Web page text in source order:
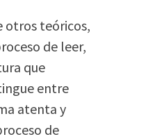
otros teóricos,
de leer,
que
entre
atenta y
de